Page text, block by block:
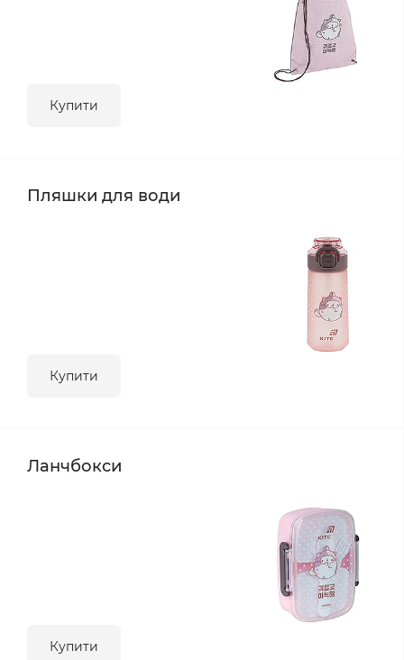
Купити
Пляшки для води
Купити
Ланчбокси
Купити